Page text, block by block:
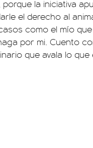
porque la iniciativa
el derecho al
como el mío
por mi. Cuento
que avala lo que